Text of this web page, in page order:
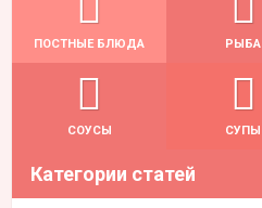
ПОСТНЫЕ БЛЮДА РЫБА
СОУСЫ СУПЫ
Категории статей